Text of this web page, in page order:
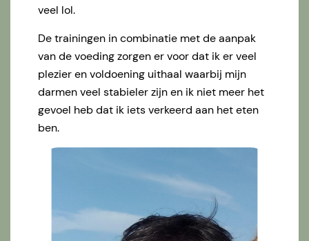
veel lol.
De trainingen in combinatie met de aanpak
van de voeding zorgen er voor dat ik er veel
plezier en voldoening uithaal waarbij mijn
darmen veel stabieler zijn en ik niet meer het
gevoel heb dat ik iets verkeerd aan het eten
ben.